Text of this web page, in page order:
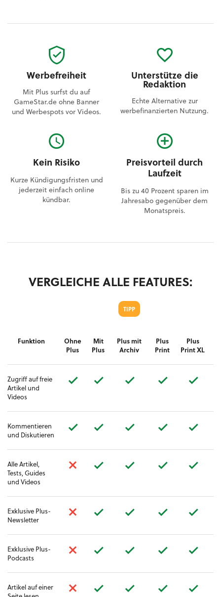
Werbefreiheit
Mit Plus surfst du auf
GameStar.de ohne Banner
und Werbespots vor Videos.
Unterstütze die
Redaktion
Echte Alternative zur
werbefinanzierten Nutzung.
Kein Risiko
Kurze Kündigungsfristen und
jederzeit einfach online
kündbar.
Preisvorteil durch
Laufzeit
Bis zu 40 Prozent sparen im
Jahresabo gegenüber dem
Monatspreis.
VERGLEICHE ALLE FEATURES:
TIPP
Funktion
Ohne
Plus
Mit
Plus
Plus mit
Archiv
Plus
Print
Plus
Print XL
Zugriff auf freie
Artikel und
Videos
Kommentieren
und Diskutieren
Alle Artikel,
Tests, Guides
und Videos
Exklusive Plus-
Newsletter
Exklusive Plus-
Podcasts
Artikel auf einer